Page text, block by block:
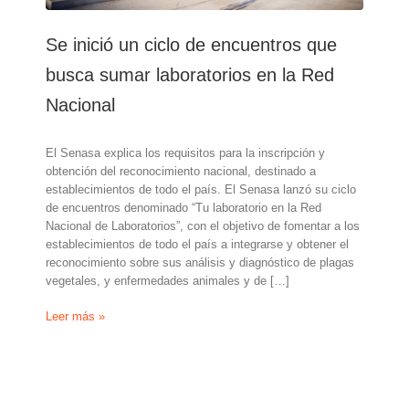
Se inició un ciclo de encuentros que
busca sumar laboratorios en la Red
Nacional
El Senasa explica los requisitos para la inscripción y
obtención del reconocimiento nacional, destinado a
establecimientos de todo el país. El Senasa lanzó su ciclo
de encuentros denominado “Tu laboratorio en la Red
Nacional de Laboratorios”, con el objetivo de fomentar a los
establecimientos de todo el país a integrarse y obtener el
reconocimiento sobre sus análisis y diagnóstico de plagas
vegetales, y enfermedades animales y de […]
Se
Leer más »